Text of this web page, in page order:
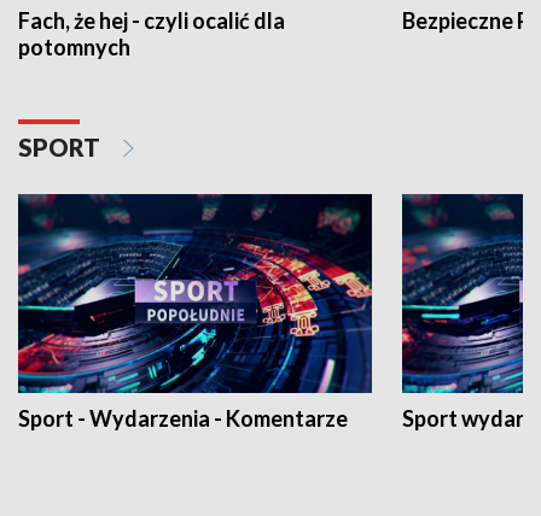
Fach, że hej - czyli ocalić dla
potomnych
Bezpieczne
SPORT
Sport - Wydarzenia - Komentarze Sport